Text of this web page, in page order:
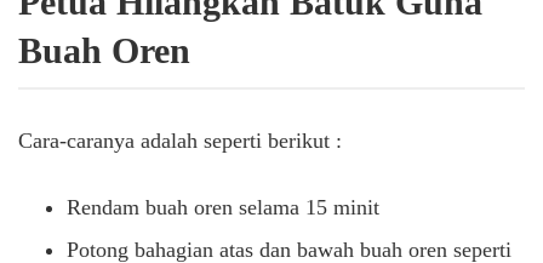
Buah Oren
Cara-caranya adalah seperti berikut :
Rendam buah oren selama 15 minit
Potong bahagian atas dan bawah buah oren seperti